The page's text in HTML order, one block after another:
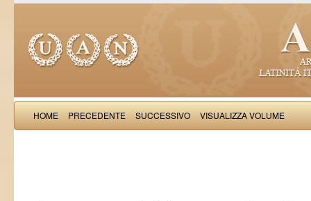
HOME PRECEDENTE SUCCESSIVO VISUALIZZA VOLUME